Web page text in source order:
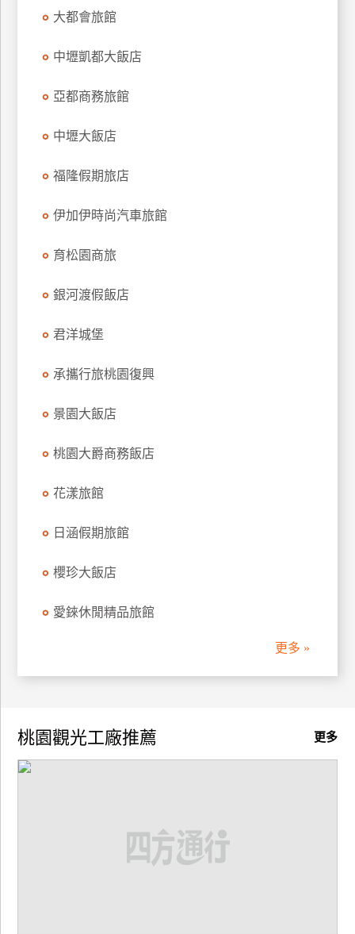
大都會旅館
中壢凱都大飯店
亞都商務旅館
中壢大飯店
福隆假期旅店
伊加伊時尚汽車旅館
育松園商旅
銀河渡假飯店
君洋城堡
承攜行旅桃園復興
景園大飯店
桃園大爵商務飯店
花漾旅館
日涵假期旅館
櫻珍大飯店
愛錸休閒精品旅館
更多 »
更多
桃園觀光工廠推薦